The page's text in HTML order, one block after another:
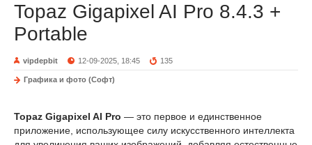
Topaz Gigapixel AI Pro 8.4.3 +
Portable
vipdepbit 12-09-2025, 18:45 135
Графика и фото (Софт)
Topaz Gigapixel AI Pro — это первое и единственное
приложение, использующее силу искусственного интеллекта